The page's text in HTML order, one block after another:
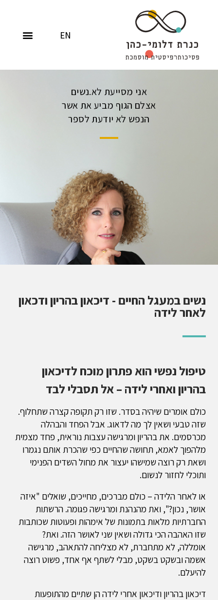
EN
אני מסייעת לא.נשים
אצלם הגוף מביע את אשר
הנפש לא יודעת לספר
נשים במעגל החיים - דיכאון בהריון ודכאון
לאחר לידה
טיפול נפשי הוא פתרון מוכח לדיכאון
בהריון ואחרי לידה – אל תסבלי לבד
כולם אומרים שיהיה בסדר. שזו רק תקופה קצרה שתחלוף.
שזה טבעי ושאין לך מה לדאוג. אבל הפחד והבהלה
מכרסמים. את בהריון ומרגישה עצבות נוראית, פחד מצמית
מלהפוך לאמא, תחושה שהחיים כפי שהכרת אותם נגמרו
ושאת רק רוצה שמישהו יעצור את מחול השדים הפנימי
ותוכלי לחזור לנשום.
או לאחר הלידה – כולם מברכים, מחייכים, שואלים "איזה
אושר, נכון?", ואת מהנהנת ומרגישה פגומה. הרשתות
החברתיות מלאות בתמונות של אימהות ופעוטות שכותבות
שזו האהבה הכי גדולה ושאין שני לאושר הזה. ואת?
אומללה, לא מתחברת, לא מצליחה להתאהב, מרגישה
אשמה ובשקט בשקט, מבלי לשתף אף אחד, פשוט רוצה
להיעלם.
דיכאון בהריון ודיכאון אחרי לידה הן שתיים מהתופעות